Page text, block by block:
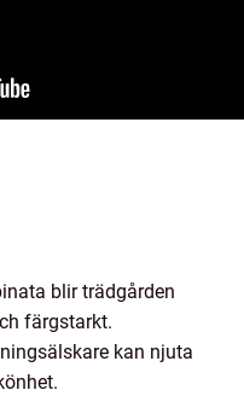
blir trädgården
färgstarkt.
kan njuta